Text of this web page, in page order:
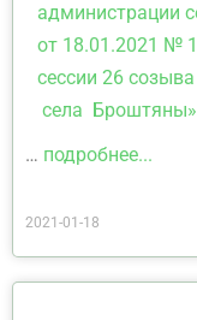
администрации
от 18.01.2021 №
сессии 26
села
… подробнее...
2021-01-18